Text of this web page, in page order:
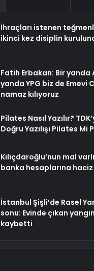
İhraçları istenen
ikinci kez disiplin
Fatih Erbakan: Bir yanda
yanda YPG biz de Emevi
namaz kılıyoruz
Pilates Nasıl Yazılır?
Doğru Yazılışı Pilates Mi
Kılıçdaroğlu’nun mal
banka hesaplarına
İstanbul Şişli’de Rasel
sonu: Evinde çıkan
kaybetti